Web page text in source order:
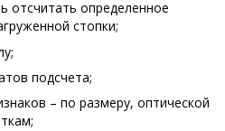
отсчитать определенное
стопки;
подсчета;
– по размеру, оптической